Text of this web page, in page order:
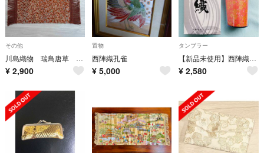
その他
川島織物 瑞鳥唐草 西陣織 シルク 花瓶敷き テーブルランナー
¥ 2,900
置物
西陣織孔雀
¥ 5,000
タンブラー
【新品未使用】西陣織タンブラー珊瑚
¥ 2,580